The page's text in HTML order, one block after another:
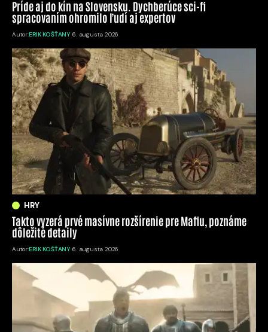
Príde aj do kín na Slovensku. Dychberúce sci-fi
spracovaním ohromilo ľudí aj expertov
Autor:ERIK KOŠŤANY 6. augusta 2026
HRY
Takto vyzerá prvé masívne rozšírenie pre Mafiu, poznáme
dôležité detaily
Autor:ERIK KOŠŤANY 6. augusta 2026